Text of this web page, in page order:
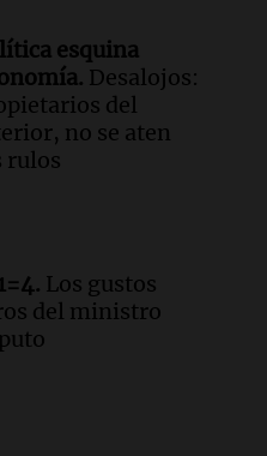
de Lebron
investigación
millonaria
controlados
esquina
Desalojos:
del
no se aten
rulos
Los gustos
del ministro